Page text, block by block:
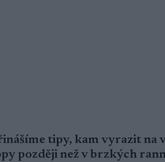
tipy, kam vyrazit na
později než v brzkých